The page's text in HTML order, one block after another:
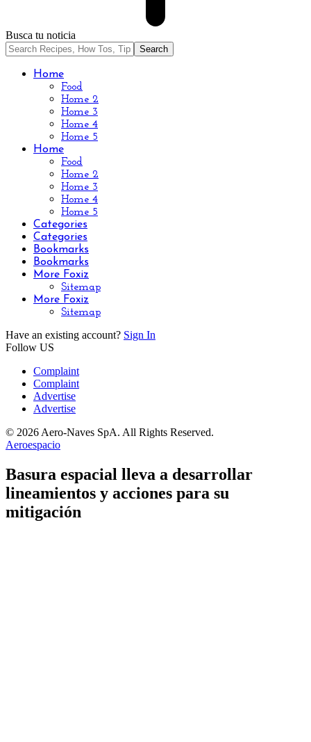
Busca tu noticia
Home
Food
Home 2
Home 3
Home 4
Home 5
Home
Food
Home 2
Home 3
Home 4
Home 5
Categories
Categories
Bookmarks
Bookmarks
More Foxiz
Sitemap
More Foxiz
Sitemap
Have an existing account? Sign In
Follow US
Complaint
Complaint
Advertise
Advertise
© 2026 Aero-Naves SpA. All Rights Reserved.
Aeroespacio
Basura espacial lleva a desarrollar
lineamientos y acciones para su
mitigación